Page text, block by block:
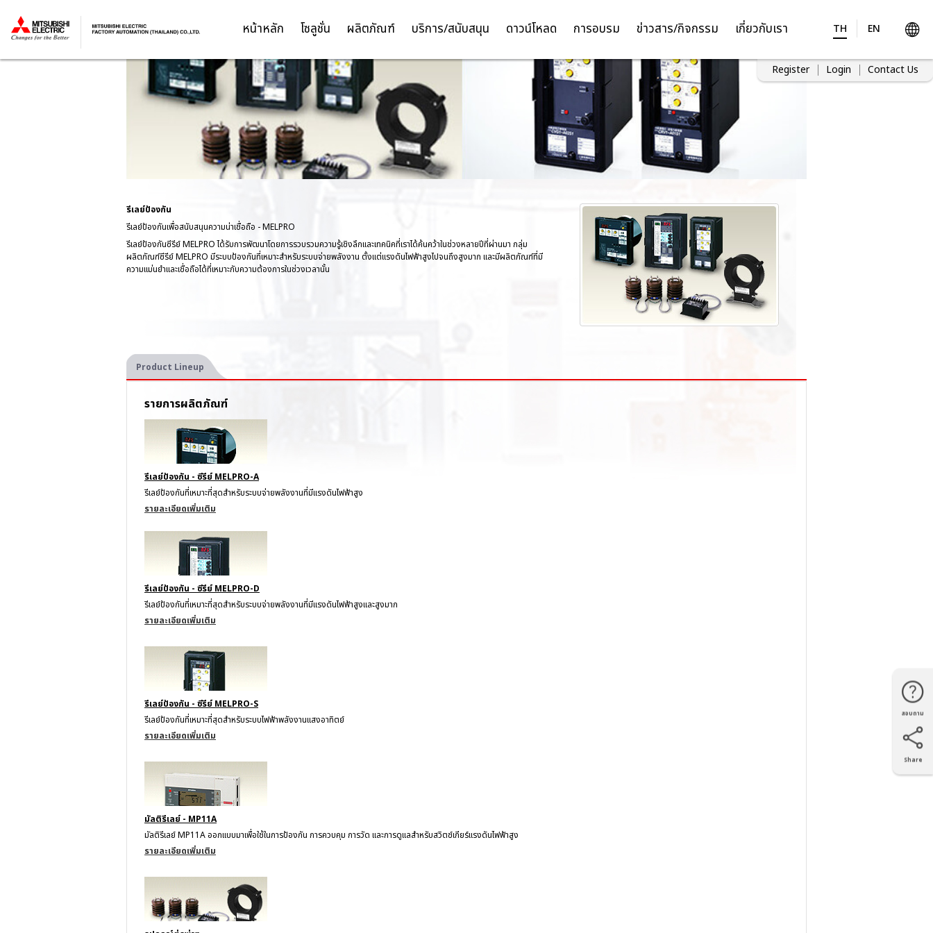
Thailand TH EN TH EN
หน้าหลัก โซลูชั่น ผลิตภัณฑ์ บริการ/สนับสนุน ดาวน์โหลด การอบรม ข่าวสาร/กิจกรรม เกี่ยวกับเรา
Register Login Contact Us
สอบถาม
Share
รีเลย์ป้องกัน
รีเลย์ป้องกันเพื่อสนับสนุนความน่าเชื่อถือ - MELPRO
รีเลย์ป้องกันซีรีย์ MELPRO ได้รับการพัฒนาโดยการรวบรวมความรู้เชิงลึกและเทคนิคที่เราได้ค้นคว้าในช่วงหลายปีที่ผ่านมา กลุ่ม
ผลิตภัณฑ์ซีรีย์ MELPRO มีระบบป้องกันที่เหมาะสำหรับระบบจ่ายพลังงาน ตั้งแต่แรงดันไฟฟ้าสูงไปจนถึงสูงมาก และมีผลิตภัณฑ์ที่มี
ความแม่นยำและเชื่อถือได้ที่เหมาะกับความต้องการในช่วงเวลานั้น
Product Lineup
รายการผลิตภัณฑ์
รีเลย์ป้องกัน - ซีรีย์ MELPRO-A
รีเลย์ป้องกันที่เหมาะที่สุดสำหรับระบบจ่ายพลังงานที่มีแรงดันไฟฟ้าสูง
รายละเอียดเพิ่มเติม
รีเลย์ป้องกัน - ซีรีย์ MELPRO-D
รีเลย์ป้องกันที่เหมาะที่สุดสำหรับระบบจ่ายพลังงานที่มีแรงดันไฟฟ้าสูงและสูงมาก
รายละเอียดเพิ่มเติม
รีเลย์ป้องกัน - ซีรีย์ MELPRO-S
รีเลย์ป้องกันที่เหมาะที่สุดสำหรับระบบไฟฟ้าพลังงานแสงอาทิตย์
รายละเอียดเพิ่มเติม
มัลติรีเลย์ - MP11A
มัลติรีเลย์ MP11A ออกแบบมาเพื่อใช้ในการป้องกัน การควบคุม การวัด และการดูแลสำหรับสวิตช์เกียร์แรงดันไฟฟ้าสูง
รายละเอียดเพิ่มเติม